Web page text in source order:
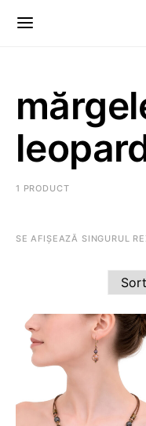
1 PRODUCT
SE AFIȘEAZĂ SINGURUL